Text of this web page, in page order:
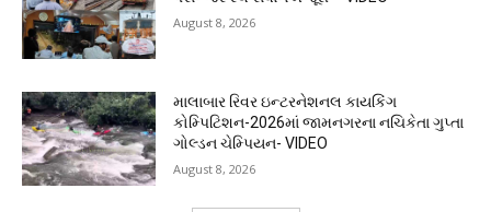
August 8, 2026
માલાબાર રિવર ઇન્ટરનેશનલ કાયકિંગ
કોમ્પિટિશન-2026માં જામનગરના નચિકેતા ગુપ્તા
ગોલ્ડન ચેમ્પિયન- VIDEO
August 8, 2026